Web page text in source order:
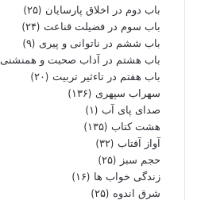
باب دوم در اخلاق پارسایان (۲۵)
باب سوم در فضیلت قناعت (۲۴)
باب ششم در ناتوانى و پیرى (۹)
باب هشتم در آداب صحبت و همنشنى
باب هفتم در تاءثیر تربیت (۲۰)
سهراب سپهری (۱۳۶)
صدای پای آب (۱)
هشت کتاب (۱۳۵)
آواز آفتاب (۳۲)
حجم سبز (۲۵)
زندگی خواب ها (۱۶)
شرق اندوه (۲۵)